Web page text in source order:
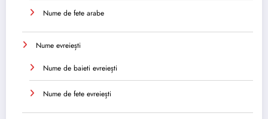
Nume de fete arabe
Nume evreiești
Nume de baieti evreiești
Nume de fete evreiești